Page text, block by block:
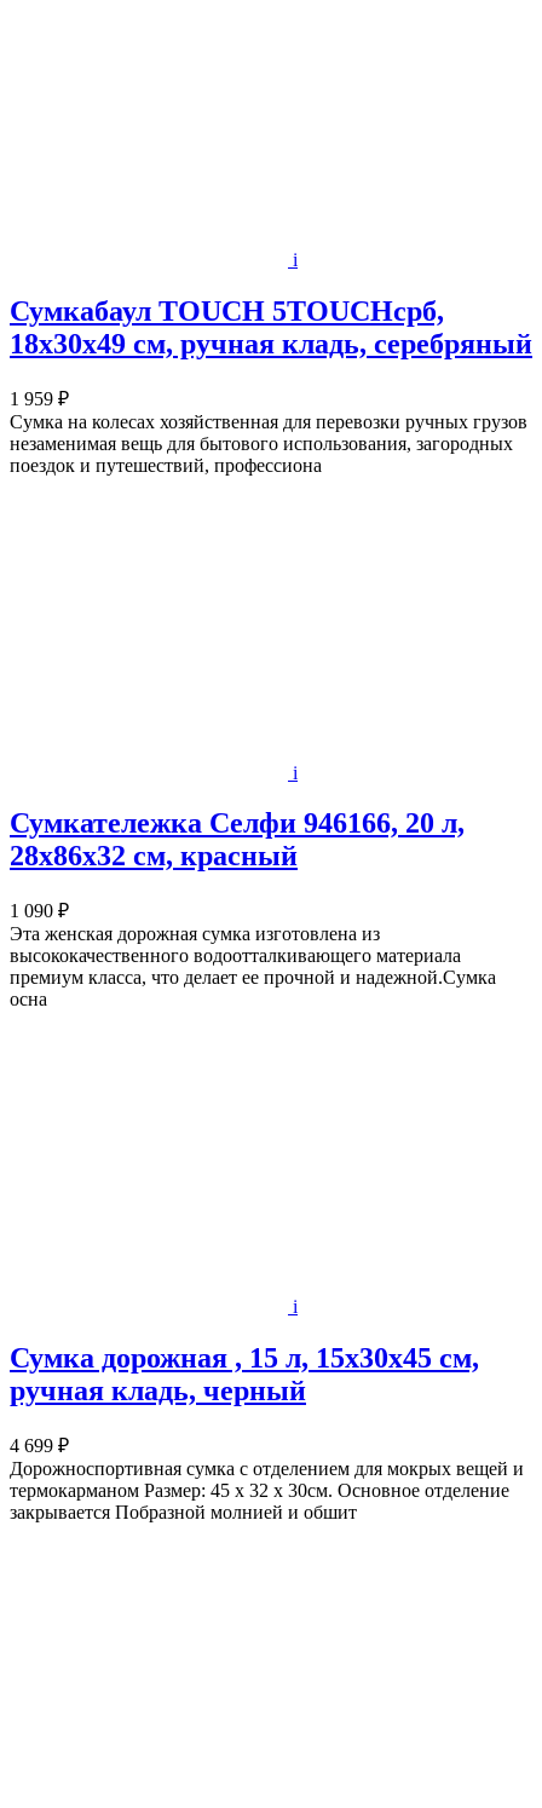
i
Сумкабаул TOUCH 5TOUCHсрб,
18х30х49 см, ручная кладь, серебряный
1 959 ₽
Сумка на колесах хозяйственная для перевозки ручных грузов
незаменимая вещь для бытового использования, загородных
поездок и путешествий, профессиона
i
Сумкатележка Селфи 946166, 20 л,
28х86х32 см, красный
1 090 ₽
Эта женская дорожная сумка изготовлена из
высококачественного водоотталкивающего материала
премиум класса, что делает ее прочной и надежной.Сумка
осна
i
Сумка дорожная , 15 л, 15х30х45 см,
ручная кладь, черный
4 699 ₽
Дорожноспортивная сумка с отделением для мокрых вещей и
термокарманом Размер: 45 х 32 х 30см. Основное отделение
закрывается Побразной молнией и обшит